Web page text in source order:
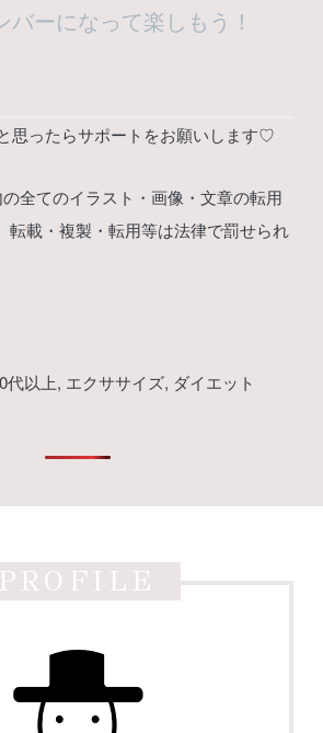
バーになって楽しもう！
思ったらサポートをお願いします♡
全てのイラスト・画像・文章の転用
転載・複製・転用等は法律で罰せられ
代以上, エクササイズ, ダイエット
PROFILE